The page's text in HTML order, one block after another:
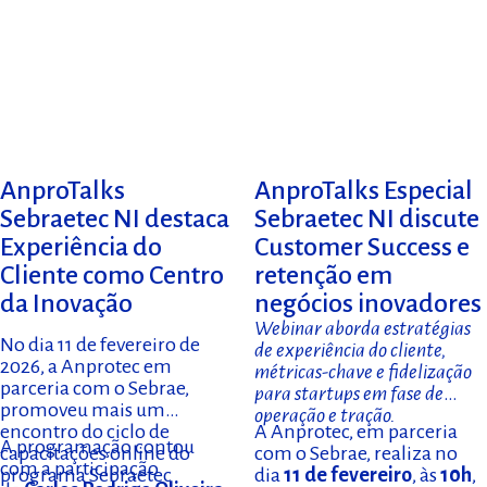
AnproTalks
Sebraetec NI destaca
Experiência do
Cliente como Centro
da Inovação
No dia 11 de fevereiro de
2026, a Anprotec em
parceria com o Sebrae,
promoveu mais um
encontro do ciclo de
capacitações online do
programa Sebraetec
A programação contou
com a participação
AnproTalks Especial
Sebraetec NI discute
Customer Success e
retenção em
negócios inovadores
Webinar aborda estratégias
de experiência do cliente,
métricas-chave e fidelização
para startups em fase de
operação e tração.
A Anprotec, em parceria
com o Sebrae, realiza no
dia 11 de fevereiro, às10h,